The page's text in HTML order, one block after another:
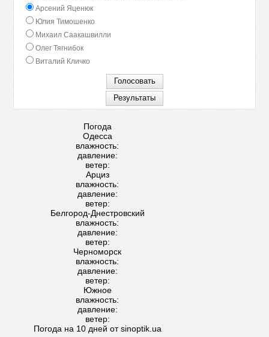
Арсений Яценюк
Юлия Тимошенко
Михаил Саакашвилли
Олег Тягнибок
Виталий Кличко
Погода
Одесса
влажность:
давление:
ветер:
Арциз
влажность:
давление:
ветер:
Белгород-Днестровский
влажность:
давление:
ветер:
Черноморск
влажность:
давление:
ветер:
Южное
влажность:
давление:
ветер:
Погода на 10 дней отsinoptik.ua